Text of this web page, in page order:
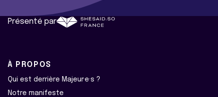
Présenté par
À PROPOS
Qui est derrière Majeur·e·s ?
Notre manifeste